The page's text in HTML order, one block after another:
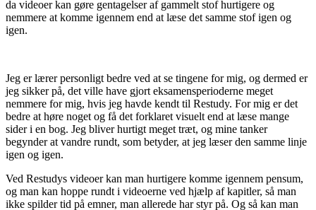
da videoer kan gøre gentagelser af gammelt stof hurtigere og
nemmere at komme igennem end at læse det samme stof igen og
igen.
Jeg er lærer personligt bedre ved at se tingene for mig, og dermed er
jeg sikker på, det ville have gjort eksamensperioderne meget
nemmere for mig, hvis jeg havde kendt til Restudy. For mig er det
bedre at høre noget og få det forklaret visuelt end at læse mange
sider i en bog. Jeg bliver hurtigt meget træt, og mine tanker
begynder at vandre rundt, som betyder, at jeg læser den samme linje
igen og igen.
Ved Restudys videoer kan man hurtigere komme igennem pensum,
og man kan hoppe rundt i videoerne ved hjælp af kapitler, så man
ikke spilder tid på emner, man allerede har styr på. Og så kan man